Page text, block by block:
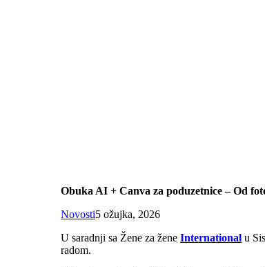
Obuka AI + Canva za poduzetnice – Od
Novosti5 ožujka, 2026
U saradnji sa Žene za žene International u
radom.